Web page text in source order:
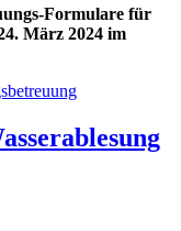
Formulare für
März 2024 im